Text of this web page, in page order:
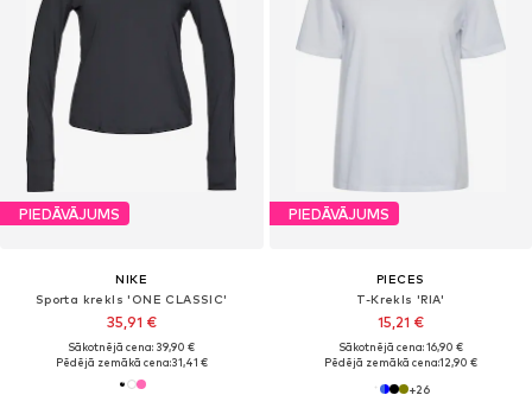
PIEDĀVĀJUMS
NIKE
Sporta krekls 'ONE CLASSIC'
35,91 €
Sākotnējā cena: 39,90 €
Pēdējā zemākā cena:31,41 €
PIEDĀVĀJUMS
PIECES
T-Krekls 'RIA'
15,21 €
Sākotnējā cena: 16,90 €
Pēdējā zemākā cena:12,90 €
+26